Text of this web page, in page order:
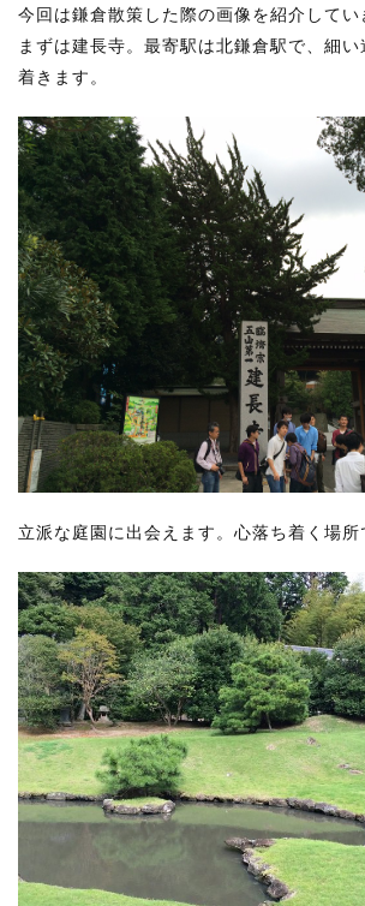
今回は鎌倉散策した際の画像を紹介してい
まずは建長寺。最寄駅は北鎌倉駅で、細い
着きます。
立派な庭園に出会えます。心落ち着く場所